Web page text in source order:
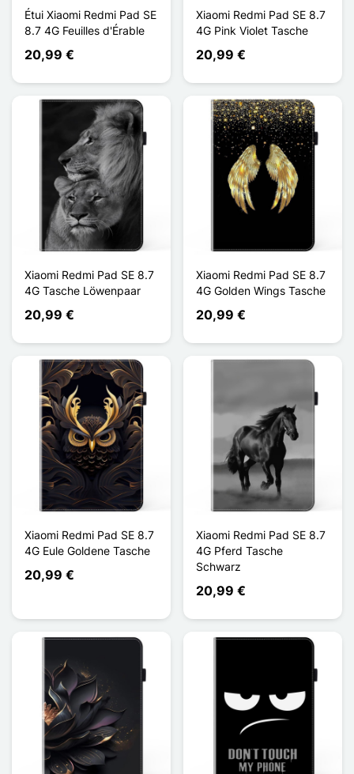
Étui Xiaomi Redmi Pad SE
8.7 4G Feuilles d'Érable
20,99 €
Xiaomi Redmi Pad SE 8.7
4G Pink Violet Tasche
20,99 €
Xiaomi Redmi Pad SE 8.7
4G Tasche Löwenpaar
20,99 €
Xiaomi Redmi Pad SE 8.7
4G Golden Wings Tasche
20,99 €
Xiaomi Redmi Pad SE 8.7
4G Eule Goldene Tasche
20,99 €
Xiaomi Redmi Pad SE 8.7
4G Pferd Tasche
Schwarz
20,99 €